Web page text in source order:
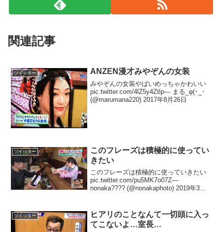
関連記事
ツイッター ANZEN漫才みやぞんの女装
みやぞんの女装やばいめっちゃかわいい
pic.twitter.com/4lZ5y4Ztlp— まる_φ(･_･
(@marumana220) 2017年8月26日
ツイッター
このフレーズは積極的に使ってい
きたい
このフレーズは積極的に使っていきたい
pic.twitter.com/pu5MK7o07Z—
nonaka???? (@nonakaphoto) 2019年3月
ツイッター
ヒアリのことなんて一切頭に入っ
てこないよ…室長…